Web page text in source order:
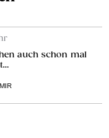
auch schon mal